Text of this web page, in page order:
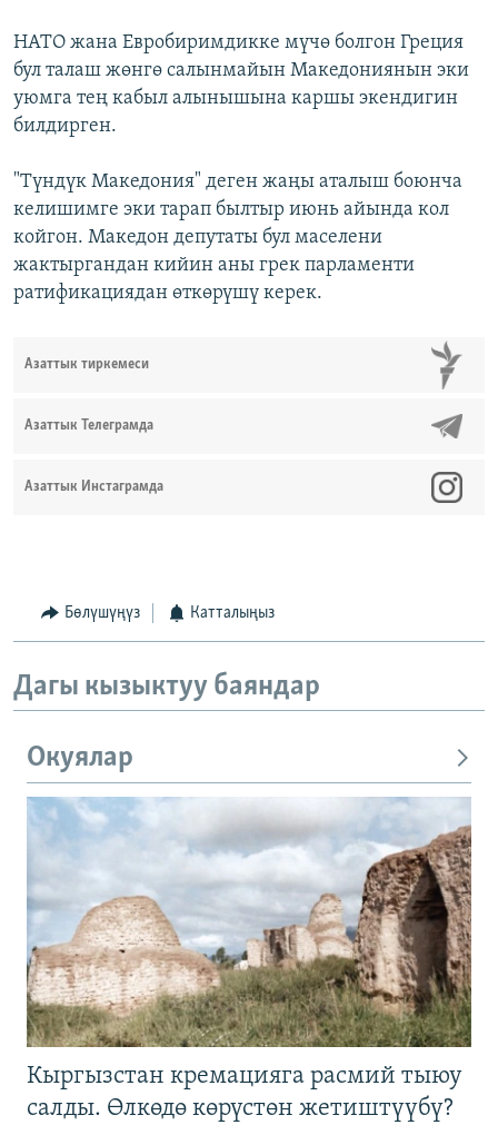
НАТО жана Евробиримдикке мүчө болгон Греция
бул талаш жөнгө салынмайын Македониянын эки
уюмга тең кабыл алынышына каршы экендигин
билдирген.
"Түндүк Македония" деген жаңы аталыш боюнча
келишимге эки тарап былтыр июнь айында кол
койгон. Македон депутаты бул маселени
жактыргандан кийин аны грек парламенти
ратификациядан өткөрүшү керек.
Азаттык тиркемеси
Азаттык Телеграмда
Азаттык Инстаграмда
Бөлүшүңүз Катталыңыз
Дагы кызыктуу баяндар
Окуялар
Кыргызстан кремацияга расмий тыюу
салды. Өлкөдө көрүстөн жетиштүүбү?